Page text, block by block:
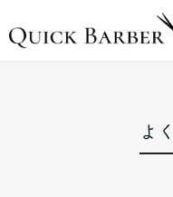
よ